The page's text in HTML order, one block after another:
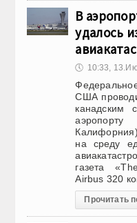
В
удалось
🕔 10:33,
США
канадским
на среду
газета
Airbus 320
Прочитать